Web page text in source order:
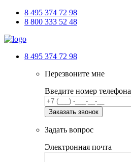
8 495 374 72 98
8 800 333 52 48
8 495 374 72 98
Перезвоните мне
Введите номер телефона
Задать вопрос
Электронная почта